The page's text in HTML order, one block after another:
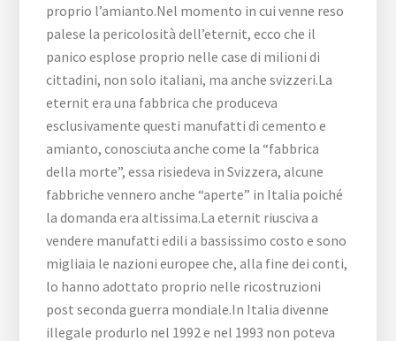
proprio l’amianto.Nel momento in cui venne reso
palese la pericolosità dell’eternit, ecco che il
panico esplose proprio nelle case di milioni di
cittadini, non solo italiani, ma anche svizzeri.La
eternit era una fabbrica che produceva
esclusivamente questi manufatti di cemento e
amianto, conosciuta anche come la “fabbrica
della morte”, essa risiedeva in Svizzera, alcune
fabbriche vennero anche “aperte” in Italia poiché
la domanda era altissima.La eternit riusciva a
vendere manufatti edili a bassissimo costo e sono
migliaia le nazioni europee che, alla fine dei conti,
lo hanno adottato proprio nelle ricostruzioni
post seconda guerra mondiale.In Italia divenne
illegale produrlo nel 1992 e nel 1993 non poteva